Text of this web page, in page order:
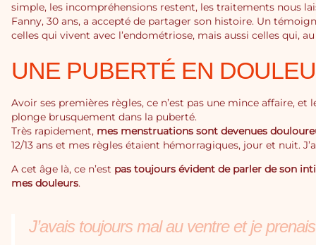
simple, les incompréhensions restent, les traitements nous
Fanny, 30 ans, a accepté de partager son histoire. Un
celles qui vivent avec l’endométriose, mais aussi celles qui,
UNE PUBERTÉ EN
Avoir ses premières règles, ce n’est pas une mince affaire, et
plonge brusquement dans la puberté.
Très rapidement, mes menstruations sont devenues
12/13 ans et mes règles étaient hémorragiques, jour et nuit.
A cet âge là, ce n’est pas toujours évident de parler de son
mes douleurs.
J’avais toujours mal au ventre et je